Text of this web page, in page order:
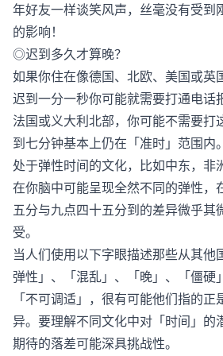
年好友一样谈笑风声，丝毫没有受到
的影响！
◎迟到多久才算晚？
如果你住在像德国、北欧、美国或英
迟到一分一秒你可能就需要打通电话
法国或义大利北部，你可能不需要打
到七分钟基本上仍在「准时」范围内。
处于弹性时间的文化，比如中东，非
在你脑中可能呈现全然不同的弹性，
五分与九点四十五分到的差异微乎其
受。
当人们使用以下字眼描述那些从其
弹性」、「混乱」、「晚」、「僵硬
「不可调适」，很有可能他们指的
异。要理解不同文化中对「时间」的
期待的落差可能深具挑战性。